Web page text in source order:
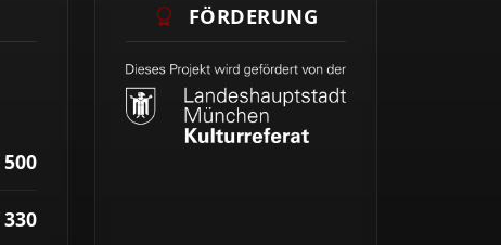
500
330
FÖRDERUNG